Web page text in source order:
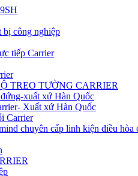
công nghiệp
tiếp Carrier
TREO TƯỜNG CARRIER
xuất xứ Hàn Quốc
Xuất xứ Hàn Quốc
Carrier
chuyên cấp linh kiện điều hòa